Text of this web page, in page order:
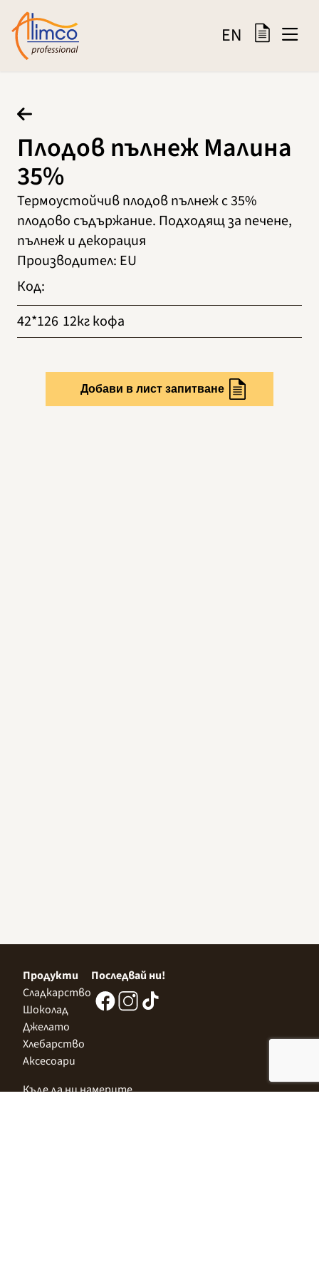
EN
Плодов пълнеж Малина
35%
Термоустойчив плодов пълнеж с 35%
плодово съдържание. Подходящ за печене,
пълнеж и декорация
Производител: EU
Код:
42*126 12кг кофа
Добави в лист запитване
Продукти
Сладкарство
Шоколад
Джелато
Хлебарство
Аксесоари
Последвай ни!
Къде да ни намерите